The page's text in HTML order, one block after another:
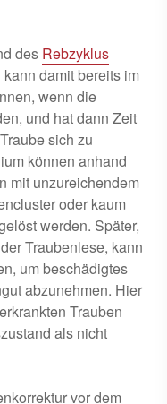
des Rebzyklus
damit bereits im
wenn die
und hat dann Zeit
sich zu
können anhand
mit unzureichendem
oder kaum
werden. Später,
Traubenlese, kann
um beschädigtes
abzunehmen. Hier
Trauben
als nicht
vor dem